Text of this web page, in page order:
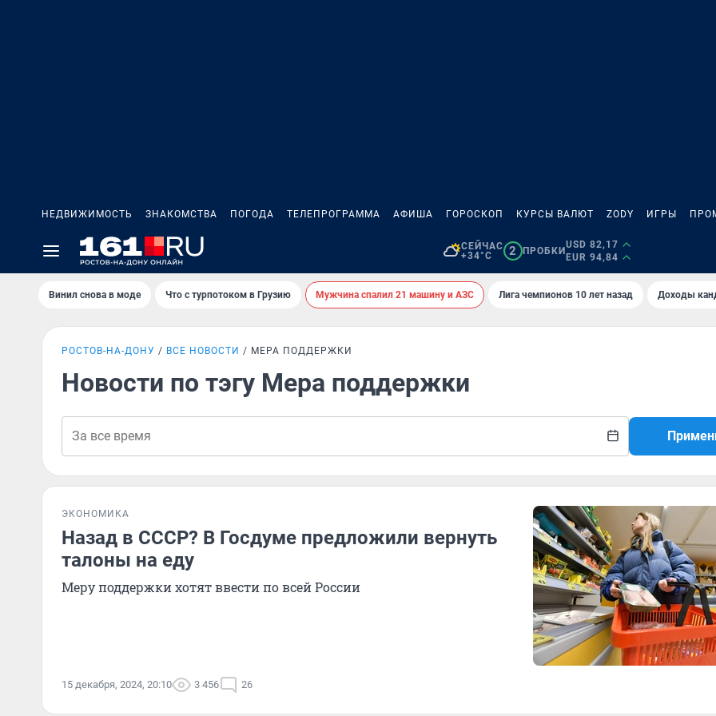
НЕДВИЖИМОСТЬ ЗНАКОМСТВА ПОГОДА ТЕЛЕПРОГРАММА АФИША ГОРОСКОП КУРСЫ ВАЛЮТ ZODY ИГРЫ
СЕЙЧАС
+34°C
2 ПРОБКИ
USD 82,17
EUR 94,84
Винил снова в моде Что с турпотоком в Грузию Мужчина спалил 21 машину и АЗС Лига чемпионов 10 лет назад Доходы
РОСТОВ-НА-ДОНУ ВСЕ НОВОСТИ МЕРА ПОДДЕРЖКИ
Новости по тэгу Мера поддержки
ЭКОНОМИКА
Назад в СССР? В Госдуме предложили вернуть
талоны на еду
Меру поддержки хотят ввести по всей России
15 декабря, 2024, 20:10 3 456 26